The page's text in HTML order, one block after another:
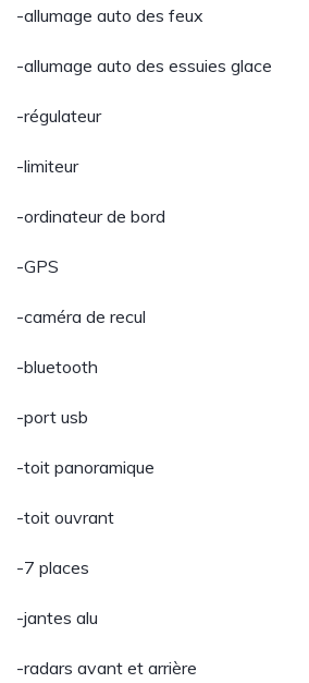
-allumage auto des feux
-allumage auto des essuies glace
-régulateur
-limiteur
-ordinateur de bord
-GPS
-caméra de recul
-bluetooth
-port usb
-toit panoramique
-toit ouvrant
-7 places
-jantes alu
-radars avant et arrière